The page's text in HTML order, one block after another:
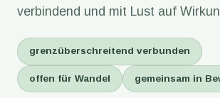
verbindend und mit Lust auf
grenzüberschreitend verbunden
offen für Wandel gemeinsam in